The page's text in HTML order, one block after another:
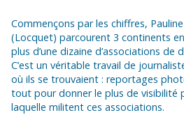
Commençons par les chiffres,
(Locquet) parcourent 3 continents
plus d’une dizaine d’associations de
C’est un véritable travail de
où ils se trouvaient : reportages
tout pour donner le plus de visibilité
laquelle militent ces associations.